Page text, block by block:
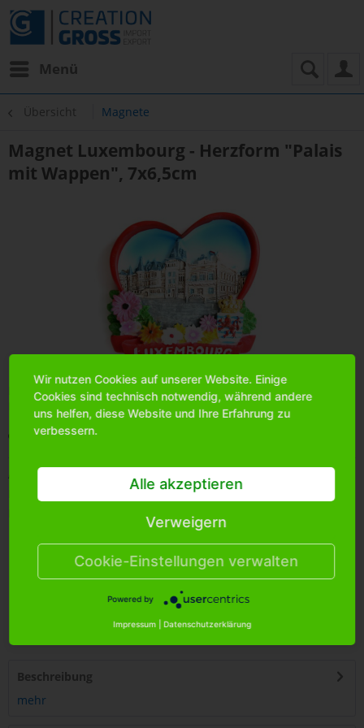
Menü
Übersicht Magnete
Magnet Luxembourg - Herzform "Palais
mit Wappen", 7x6,5cm
Bittemelden Sie sich an, um mehr Informationen über das
Produkt zu erhalten.
Merken
Artikel-Nr.:
1100
288
250255 452192
Beschreibung
mehr
Wir nutzen Cookies auf unserer Website. Einige
Cookies sind technisch notwendig, während andere
uns helfen, diese Website und Ihre Erfahrung zu
verbessern.
Alle akzeptieren
Verweigern
Cookie-Einstellungen verwalten
Powered by
Impressum Datenschutzerklärung